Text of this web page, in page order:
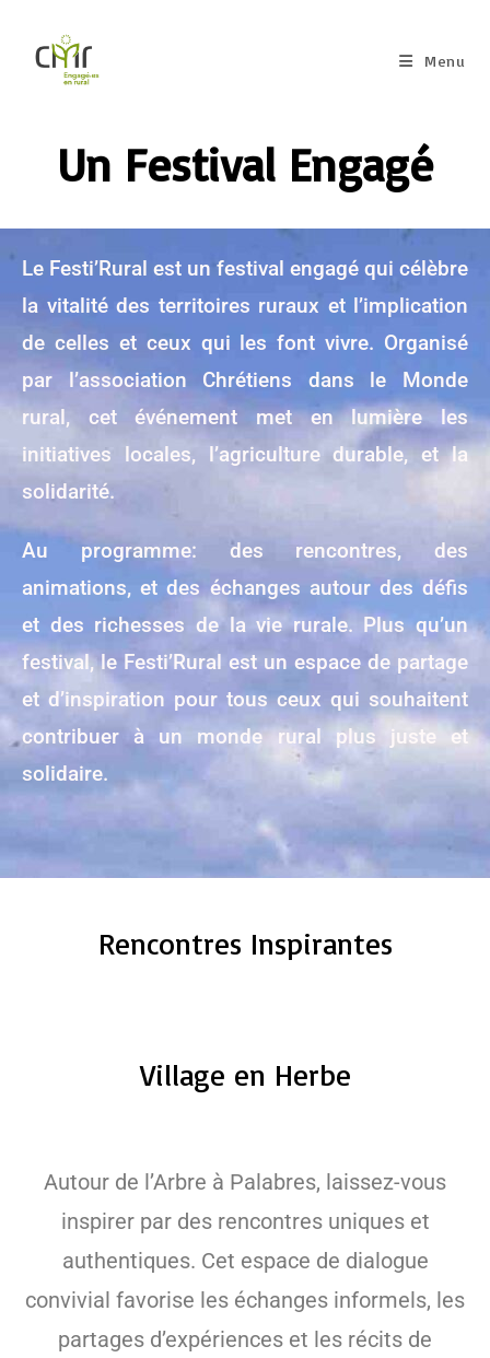
Menu
Un Festival Engagé
Le Festi’Rural est un festival engagé qui célèbre
la vitalité des territoires ruraux et l’implication
de celles et ceux qui les font vivre. Organisé
par l’association Chrétiens dans le Monde
rural, cet événement met en lumière les
initiatives locales, l’agriculture durable, et la
solidarité.
Au programme: des rencontres, des
animations, et des échanges autour des défis
et des richesses de la vie rurale. Plus qu’un
festival, le Festi’Rural est un espace de partage
et d’inspiration pour tous ceux qui souhaitent
contribuer à un monde rural plus juste et
solidaire.
Rencontres Inspirantes
Village en Herbe
Autour de l’Arbre à Palabres, laissez-vous
inspirer par des rencontres uniques et
authentiques. Cet espace de dialogue
convivial favorise les échanges informels, les
partages d’expériences et les récits de